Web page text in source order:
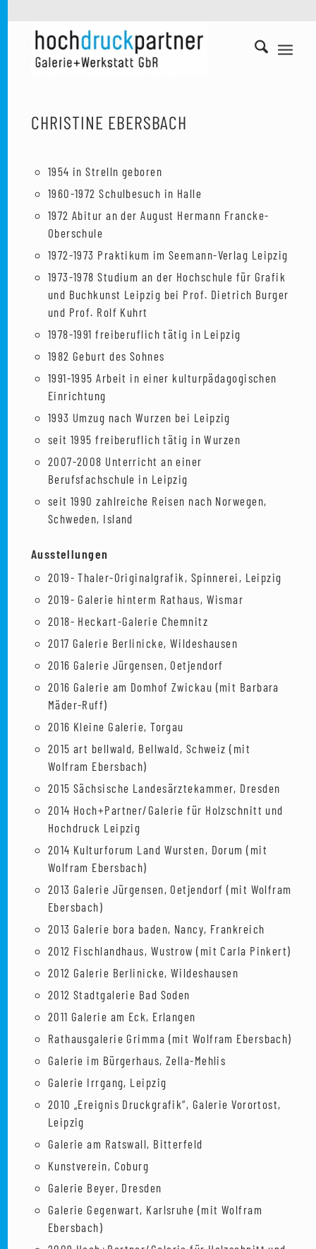
CHRISTINE EBERSBACH
1954 in Strelln geboren
1960-1972 Schulbesuch in Halle
1972 Abitur an der August Hermann Francke-
Oberschule
1972-1973 Praktikum im Seemann-Verlag Leipzig
1973-1978 Studium an der Hochschule für Grafik
und Buchkunst Leipzig bei Prof. Dietrich Burger
und Prof. Rolf Kuhrt
1978-1991 freiberuflich tätig in Leipzig
1982 Geburt des Sohnes
1991-1995 Arbeit in einer kulturpädagogischen
Einrichtung
1993 Umzug nach Wurzen bei Leipzig
seit 1995 freiberuflich tätig in Wurzen
2007-2008 Unterricht an einer
Berufsfachschule in Leipzig
seit 1990 zahlreiche Reisen nach Norwegen,
Schweden, Island
Ausstellungen
2019- Thaler-Originalgrafik, Spinnerei, Leipzig
2019- Galerie hinterm Rathaus, Wismar
2018- Heckart-Galerie Chemnitz
2017 Galerie Berlinicke, Wildeshausen
2016 Galerie Jürgensen, Oetjendorf
2016 Galerie am Domhof Zwickau (mit Barbara
Mäder-Ruff)
2016 Kleine Galerie, Torgau
2015 art bellwald, Bellwald, Schweiz (mit
Wolfram Ebersbach)
2015 Sächsische Landesärztekammer, Dresden
2014 Hoch+Partner/Galerie für Holzschnitt und
Hochdruck Leipzig
2014 Kulturforum Land Wursten, Dorum (mit
Wolfram Ebersbach)
2013 Galerie Jürgensen, Oetjendorf (mit Wolfram
Ebersbach)
2013 Galerie bora baden, Nancy, Frankreich
2012 Fischlandhaus, Wustrow (mit Carla Pinkert)
2012 Galerie Berlinicke, Wildeshausen
2012 Stadtgalerie Bad Soden
2011 Galerie am Eck, Erlangen
Rathausgalerie Grimma (mit Wolfram Ebersbach)
Galerie im Bürgerhaus, Zella-Mehlis
Galerie Irrgang, Leipzig
2010 „Ereignis Druckgrafik“, Galerie Vorortost,
Leipzig
Galerie am Ratswall, Bitterfeld
Kunstverein, Coburg
Galerie Beyer, Dresden
Galerie Gegenwart, Karlsruhe (mit Wolfram
Ebersbach)